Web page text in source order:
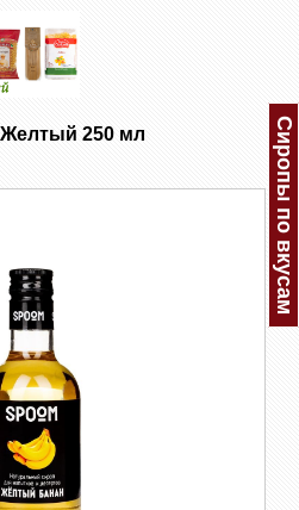
250 мл Сиропы по вкусам